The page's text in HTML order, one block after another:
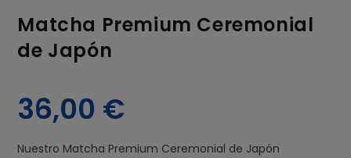
Matcha Premium Ceremonial
de Japón
36,00 €
Nuestro Matcha Premium Ceremonial de Japón